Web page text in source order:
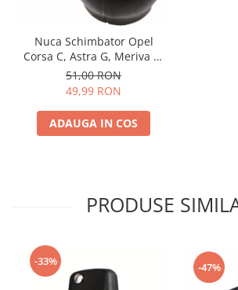
Nuca Schimbator Opel
Corsa C, Astra G, Meriva A,
Zafira A
51,00 RON
49,99 RON
ADAUGA IN COS
PRODUSE
-33% -47%